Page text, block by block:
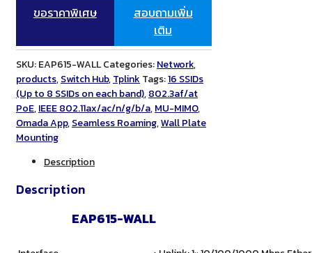
ขอราคาพิเศษ
สอบถามเพิ่ม
เติม
SKU:EAP615-WALLCategories:Network,
products,Switch Hub,TplinkTags:16 SSIDs
(Up to 8 SSIDs on each band),802.3af/at
PoE,IEEE 802.11ax/ac/n/g/b/a,MU-MIMO,
Omada App,Seamless Roaming,Wall Plate
Mounting
Description
Description
EAP615-WALL